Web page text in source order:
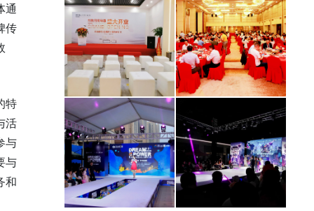
通
传
特
活
与
与
和